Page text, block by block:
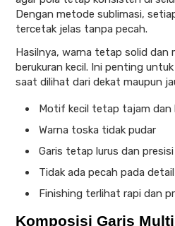
Dengan metode sublimasi,
tercetak jelas tanpa pecah.
Hasilnya, warna tetap solid dan
berukuran kecil. Ini penting
saat dilihat dari dekat maupun
Motif kecil tetap tajam dan
Warna toska tidak pudar
Garis tetap lurus dan presisi
Tidak ada pecah pada
Finishing terlihat rapi dan
Komposisi Garis